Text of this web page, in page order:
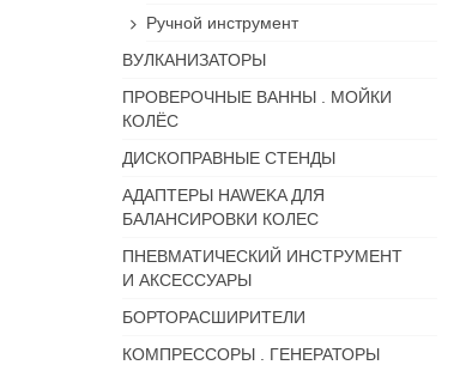
Ручной инструмент
ВУЛКАНИЗАТОРЫ
ПРОВЕРОЧНЫЕ ВАННЫ . МОЙКИ
КОЛЁС
ДИСКОПРАВНЫЕ СТЕНДЫ
АДАПТЕРЫ HAWEKA ДЛЯ
БАЛАНСИРОВКИ КОЛЕС
ПНЕВМАТИЧЕСКИЙ ИНСТРУМЕНТ
И АКСЕССУАРЫ
БОРТОРАСШИРИТЕЛИ
КОМПРЕССОРЫ . ГЕНЕРАТОРЫ